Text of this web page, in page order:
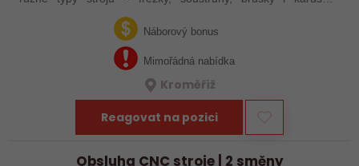
Uplatnění u nás najdou zkušení obráběči i absolventi
technických oborů, kteří se…Náborový bonus
Mimořádná nabídka
Kroměříž
Reagovat na pozici
Obsluha CNC stroje | 2 směny